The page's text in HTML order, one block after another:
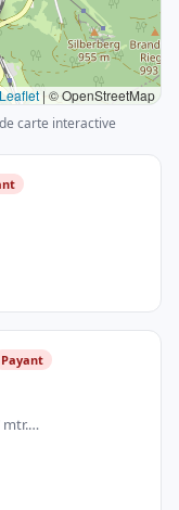
Payant
mtr.…
Leaflet | © OpenStreetMap
carte interactive